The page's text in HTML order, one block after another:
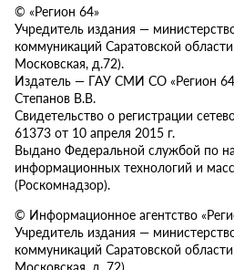
© «Регион 64»
Учредитель издания —
коммуникаций Саратовской
Московская, д.72).
Издатель — ГАУ СМИ СО «Регион
Степанов В.В.
Свидетельство о регистрации
61373 от 10 апреля 2015 г.
Выдано Федеральной службой по
информационных технологий и
(Роскомнадзор).
© Информационное агентство
Учредитель издания —
коммуникаций Саратовской
Московская, д. 72).